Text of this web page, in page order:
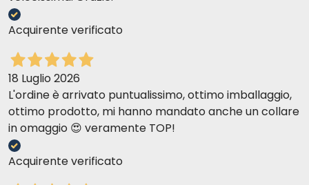
Acquirente verificato
18 Luglio 2026
L'ordine è arrivato puntualissimo, ottimo imballaggio,
ottimo prodotto, mi hanno mandato anche un collare
in omaggio 😍 veramente TOP!
Acquirente verificato